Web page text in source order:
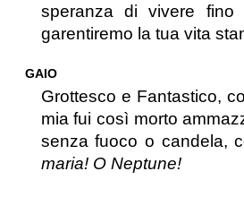
speranza di vivere
garentiremo la tua vita
GAIO
Grottesco e Fantastico,
mia fui così morto
senza fuoco o candela,
maria! O Neptune!